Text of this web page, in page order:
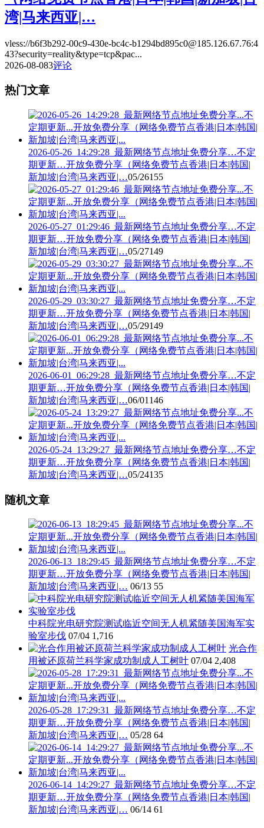
湾|马来西亚|…
vless://b6f3b292-00c9-430e-bc4c-b1294bd895c0@185.126.67.76:4
43?security=reality&type=tcp&pac...
2026-08-083评论
热门文章
2026-05-26_14:29:28_最新网络节点地址免费分享…不定
期更新…开放免费分享（网络免费节点香港|日本|韩国|
新加坡|台湾|马来西亚|…05/26155
2026-05-27_01:29:46_最新网络节点地址免费分享…不定
期更新…开放免费分享（网络免费节点香港|日本|韩国|
新加坡|台湾|马来西亚|…05/27149
2026-05-29_03:30:27_最新网络节点地址免费分享…不定
期更新…开放免费分享（网络免费节点香港|日本|韩国|
新加坡|台湾|马来西亚|…05/29149
2026-06-01_06:29:28_最新网络节点地址免费分享…不定
期更新…开放免费分享（网络免费节点香港|日本|韩国|
新加坡|台湾|马来西亚|…06/01 146
2026-05-24_13:29:27_最新网络节点地址免费分享…不定
期更新…开放免费分享（网络免费节点香港|日本|韩国|
新加坡|台湾|马来西亚|…05/24135
随机文章
2026-06-13_18:29:45_最新网络节点地址免费分享…不定
期更新…开放免费分享（网络免费节点香港|日本|韩国|
新加坡|台湾|马来西亚|… 06/13 55
中科院光电研究院测试临近空间无人机紧随美国海军实
验室步伐 07/04 1,716
光合作
用被还原荷兰科学家成功制成人工树叶 07/04 2,408
2026-05-28_17:29:31_最新网络节点地址免费分享…不定
期更新…开放免费分享（网络免费节点香港|日本|韩国|
新加坡|台湾|马来西亚|… 05/28 64
2026-06-14_14:29:27_最新网络节点地址免费分享…不定
期更新…开放免费分享（网络免费节点香港|日本|韩国|
新加坡|台湾|马来西亚|… 06/14 61